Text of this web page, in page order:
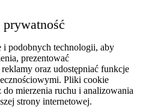
Lee 95 Bruce
Kolekcjonerska
zł
podobnych technologii, aby
prezentować
oraz udostępniać funkcje
Pliki cookie
mierzenia ruchu i analizowania
strony internetowej.